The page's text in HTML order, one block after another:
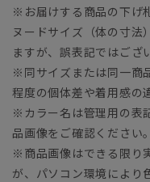
※お届けする商品の下げ
ヌードサイズ（体の寸法
ますが、誤表記ではござ
※同サイズまたは同一商
程度の個体差や着用感の
※カラー名は管理用の表
品画像をご確認ください。
※商品画像はできる限り
が、パソコン環境により